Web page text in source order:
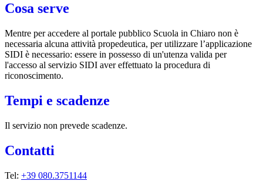
Cosa serve
Mentre per accedere al portale pubblico Scuola in Chiaro non è
necessaria alcuna attività propedeutica, per utilizzare l’applicazione
SIDI è necessario: essere in possesso di un'utenza valida per
l'accesso al servizio SIDI aver effettuato la procedura di
riconoscimento.
Tempi e scadenze
Il servizio non prevede scadenze.
Contatti
Tel: +39 080.3751144